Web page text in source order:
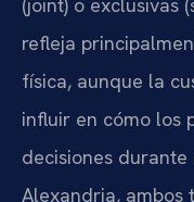
refleja
física, aunque la
influir en cómo los
decisiones durante
Alexandria, ambos